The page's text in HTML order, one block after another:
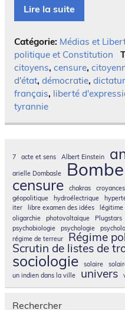
Lire la suite
Catégorie: Médias et
politique et Constitution
citoyens, censure,
d'état, démocratie,
français, liberté
tyrannie
7 acte et sens Albert Einstein
arielle Dombasle
censure chakras croyances
géopolitique
hydroélectrique
iter
libre examen des idées
oligarchie
photovoltaïque Plugstars
psychobiologie psychologie
régime de terreur
Régime
Scrutin de listes de
sociologie solaire
un indien dans la ville
univers
Rechercher